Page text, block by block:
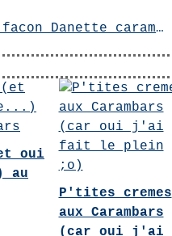
Creme facon Danette caramel beurre sale
oui
au
P'tites cremes
aux Carambars
(car oui j'ai